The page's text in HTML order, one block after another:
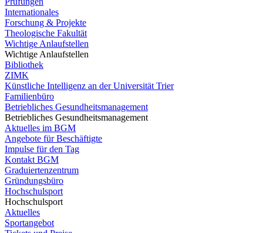
Internationales
Forschung & Projekte
Theologische Fakultät
Wichtige Anlaufstellen
Wichtige Anlaufstellen
Bibliothek
ZIMK
Künstliche Intelligenz an der Universität Trier
Familienbüro
Betriebliches Gesundheitsmanagement
Betriebliches Gesundheitsmanagement
Aktuelles im BGM
Angebote für Beschäftigte
Impulse für den Tag
Kontakt BGM
Graduiertenzentrum
Gründungsbüro
Hochschulsport
Hochschulsport
Aktuelles
Sportangebot